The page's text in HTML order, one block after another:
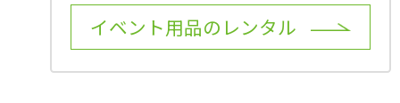
イベント用品のレンタル